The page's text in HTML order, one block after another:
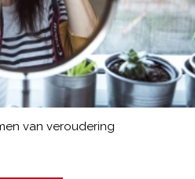
van veroudering